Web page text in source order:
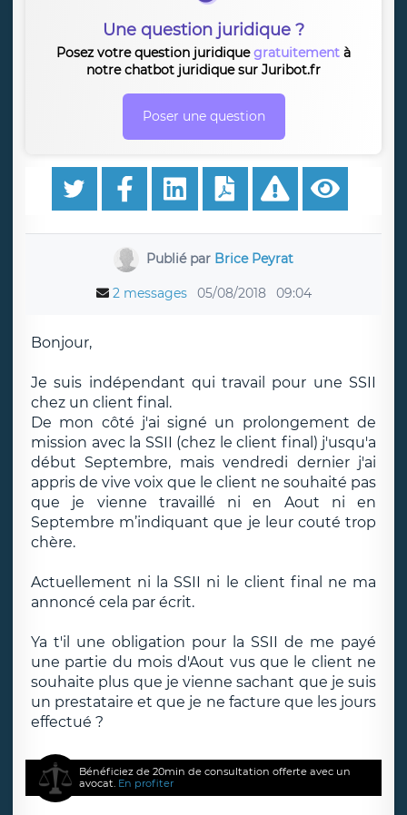
Une question juridique ?
Posez votre question juridiquegratuitement à
notre chatbot juridique sur Juribot.fr
Poser une question
Publié par Brice Peyrat
2 messages 05/08/2018 09:04
Bonjour,
Je suis indépendant qui travail pour une SSII
chez un client final.
De mon côté j'ai signé un prolongement de
mission avec la SSII (chez le client final) j'usqu'a
début Septembre, mais vendredi dernier j'ai
appris de vive voix que le client ne souhaité pas
que je vienne travaillé ni en Aout ni en
Septembre m’indiquant que je leur couté trop
chère.
Actuellement ni la SSII ni le client final ne ma
annoncé cela par écrit.
Ya t'il une obligation pour la SSII de me payé
une partie du mois d'Aout vus que le client ne
souhaite plus que je vienne sachant que je suis
un prestataire et que je ne facture que les jours
effectué ?
Bénéficiez de 20min de consultation offerte avec un
avocat. En profiter